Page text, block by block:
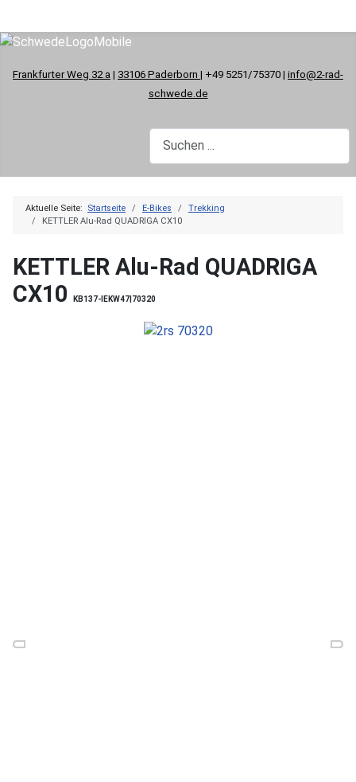
Frankfurter Weg 32 a | 33106 Paderborn | +49 5251/75370 | info@2-rad-
schwede.de
Aktuelle Seite: Startseite E-Bikes
Trekking
KETTLER Alu-Rad QUADRIGA CX10
KETTLER Alu-Rad QUADRIGA
CX10
KB137-IEKW47|70320